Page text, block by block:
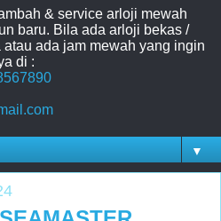
& service arloji mewah
baru. Bila ada arloji bekas /
ada jam mewah yang ingin
di :
▼